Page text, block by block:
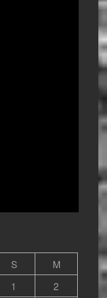
S
M
1
2